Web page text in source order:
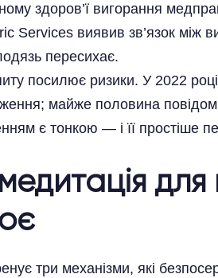
здоров’ї вигорання
Services виявив зв’язок між
пересихає.
посилює ризики. У 2022
майже половина
є тонкою — і її простіше
три механізми, які